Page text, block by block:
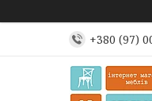
+380 (97)